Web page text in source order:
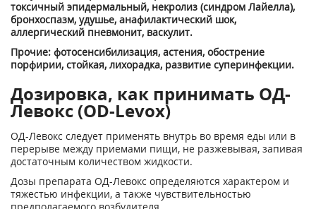
токсичный эпидермальный, некролиз (синдром Лайелла),
бронхоспазм, удушье, анафилактический шок,
аллергический пневмонит, васкулит.
Прочие: фотосенсибилизация, астения, обострение
порфирии, стойкая, лихорадка, развитие суперинфекции.
Дозировка, как принимать ОД-
Левокс (OD-Levox)
ОД-Левокс следует применять внутрь во время еды или в
перерыве между приемами пищи, не разжевывая, запивая
достаточным количеством жидкости.
Дозы препарата ОД-Левокс определяются характером и
тяжестью инфекции, а также чувствительностью